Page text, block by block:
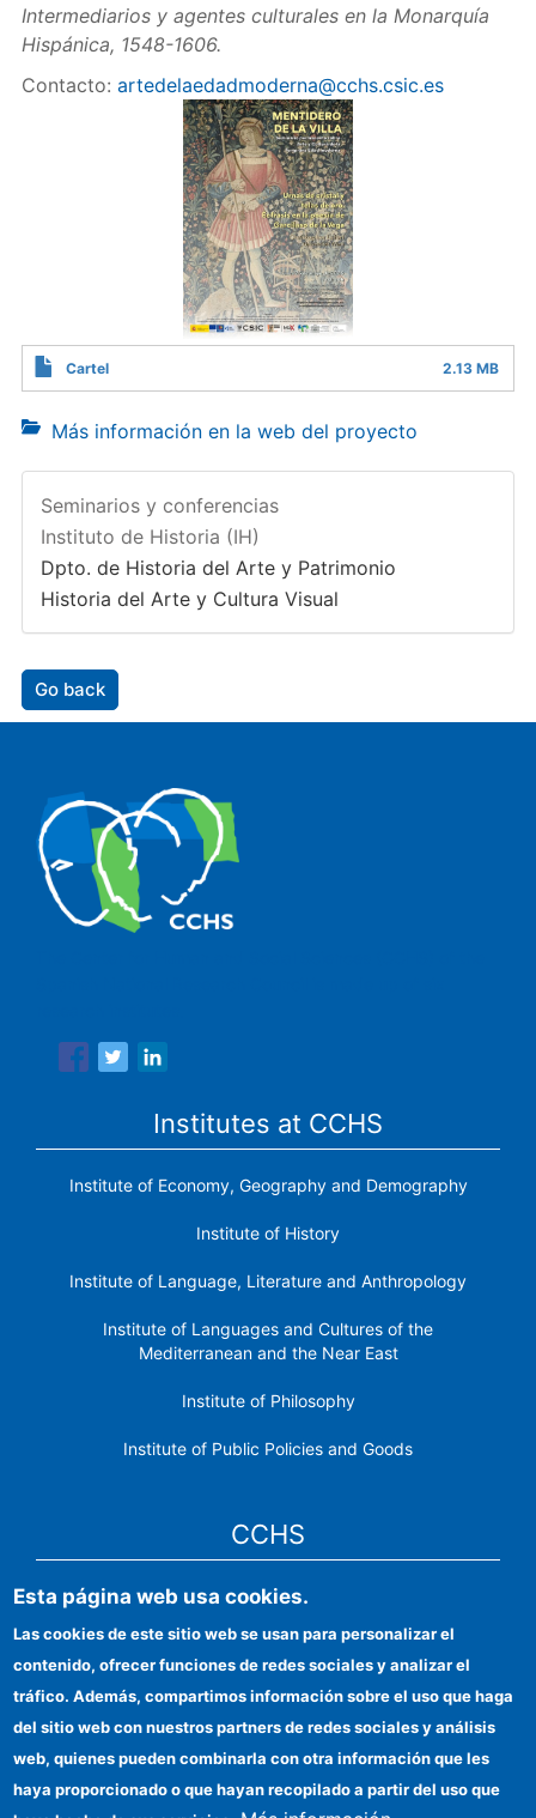
Intermediarios y agentes culturales en la Monarquía
Hispánica, 1548-1606.
Contacto: artedelaedadmoderna@cchs.csic.es
Cartel 2.13 MB
Más información en la web del proyecto
Seminarios y conferencias
Instituto de Historia (IH)
Dpto. de Historia del Arte y Patrimonio
Historia del Arte y Cultura Visual
Go back
Institutes at CCHS
Institute of Economy, Geography and Demography
Institute of History
Institute of Language, Literature and Anthropology
Institute of Languages ​​and Cultures of the
Mediterranean and the Near East
Institute of Philosophy
Institute of Public Policies and Goods
CCHS
CSIC Electronic Office
Institutional identity
Information for providers
FEDER funds
Funding entities
Esta página web usa cookies.
Las cookies de este sitio web se usan para personalizar el
contenido, ofrecer funciones de redes sociales y analizar el
tráfico. Además, compartimos información sobre el uso que haga
del sitio web con nuestros partners de redes sociales y análisis
web, quienes pueden combinarla con otra información que les
haya proporcionado o que hayan recopilado a partir del uso que